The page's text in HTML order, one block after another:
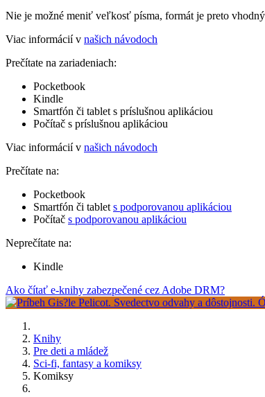
Nie je možné meniť veľkosť písma, formát je preto
Viac informácií v našich návodoch
Prečítate na zariadeniach:
Pocketbook
Kindle
Smartfón či tablet s príslušnou aplikáciou
Počítač s príslušnou aplikáciou
Viac informácií v našich návodoch
Prečítate na:
Pocketbook
Smartfón či tablet s podporovanou aplikáciou
Počítač s podporovanou aplikáciou
Neprečítate na:
Kindle
Ako čítať e-knihy zabezpečené cez Adobe DRM?
Knihy
Pre deti a mládež
Sci-fi, fantasy a komiksy
Komiksy